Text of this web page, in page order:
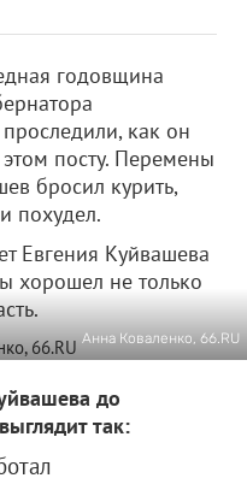
годовщина
как он
посту. Перемены
бросил курить,
похудел.
Евгения Куйвашева
хорошел не только
Анна Коваленко, 66.RU
до
так: